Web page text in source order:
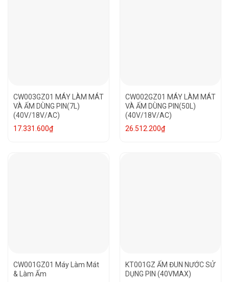
CW003GZ01 MÁY LÀM MÁT
VÀ ẤM DÙNG PIN(7L)
(40V/18V/AC)
17.331.600₫
CW002GZ01 MÁY LÀM MÁT
VÀ ẤM DÙNG PIN(50L)
(40V/18V/AC)
26.512.200₫
CW001GZ01 Máy Làm Mát
& Làm Ấm
KT001GZ ẤM ĐUN NƯỚC SỬ
DỤNG PIN (40VMAX)